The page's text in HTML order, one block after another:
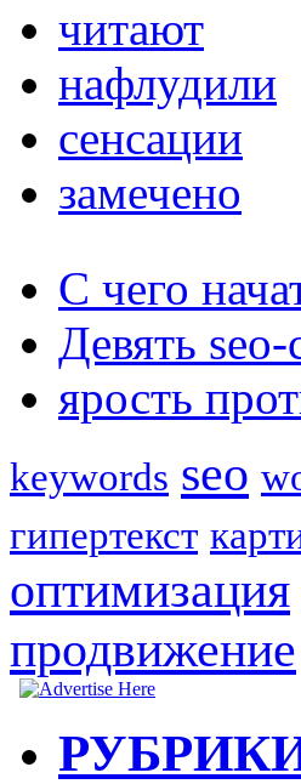
читают
нафлудили
сенсации
замечено
С чего
Девять seo-
ярость
keywords seo
гипертекст
оптимизация
продвижение